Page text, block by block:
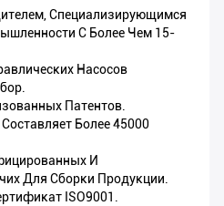
Специализирующимся
С Более Чем 15-
Насосов
Патентов.
Более 45000
И
Для Сборки Продукции.
ISO9001.